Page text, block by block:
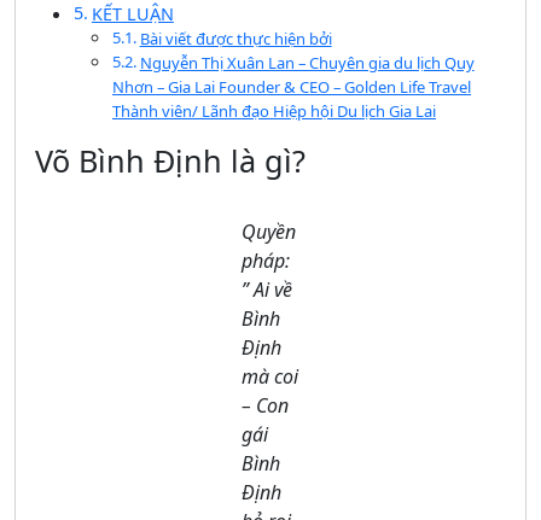
KẾT LUẬN
Bài viết được thực hiện bởi
Nguyễn Thị Xuân Lan – Chuyên gia du lịch Quy
Nhơn – Gia Lai Founder & CEO – Golden Life Travel
Thành viên/ Lãnh đạo Hiệp hội Du lịch Gia Lai
Võ Bình Định là gì?
Quyền
pháp:
” Ai về
Bình
Định
mà coi
– Con
gái
Bình
Định